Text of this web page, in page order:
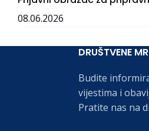
08.06.2026
DRUŠTVENE
Budite
vijestima i
Pratite nas na